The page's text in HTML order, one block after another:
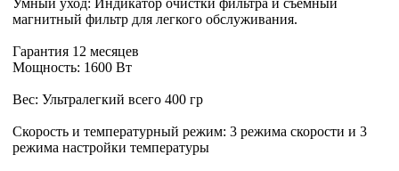
Умный уход: Индикатор очистки фильтра и съемный
магнитный фильтр для легкого обслуживания.
Гарантия 12 месяцев
Мощность: 1600 Вт
Вес: Ультралегкий всего 400 гр
Скорость и температурный режим: 3 режима скорости и 3
режима настройки температуры